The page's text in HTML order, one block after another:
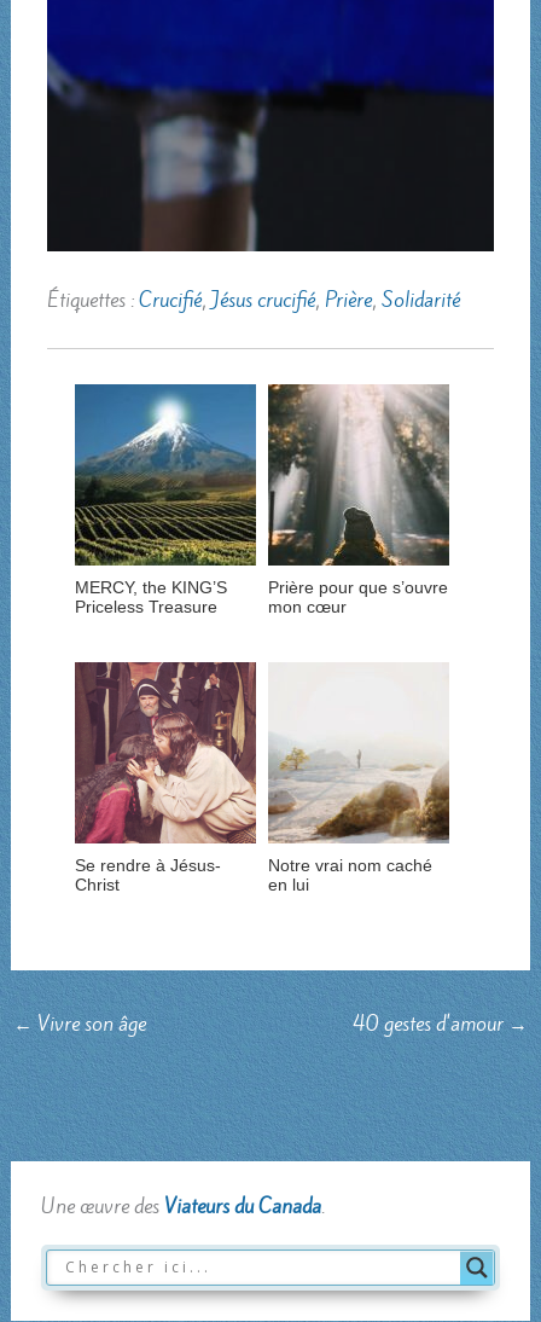
Étiquettes :Crucifié, Jésus crucifié, Prière, Solidarité
MERCY, the KING’S
Priceless Treasure
Prière pour que s’ouvre
mon cœur
Se rendre à Jésus-
Christ
Notre vrai nom caché
en lui
← Vivre son âge 40 gestes d'amour →
Une œuvre des Viateurs du Canada.